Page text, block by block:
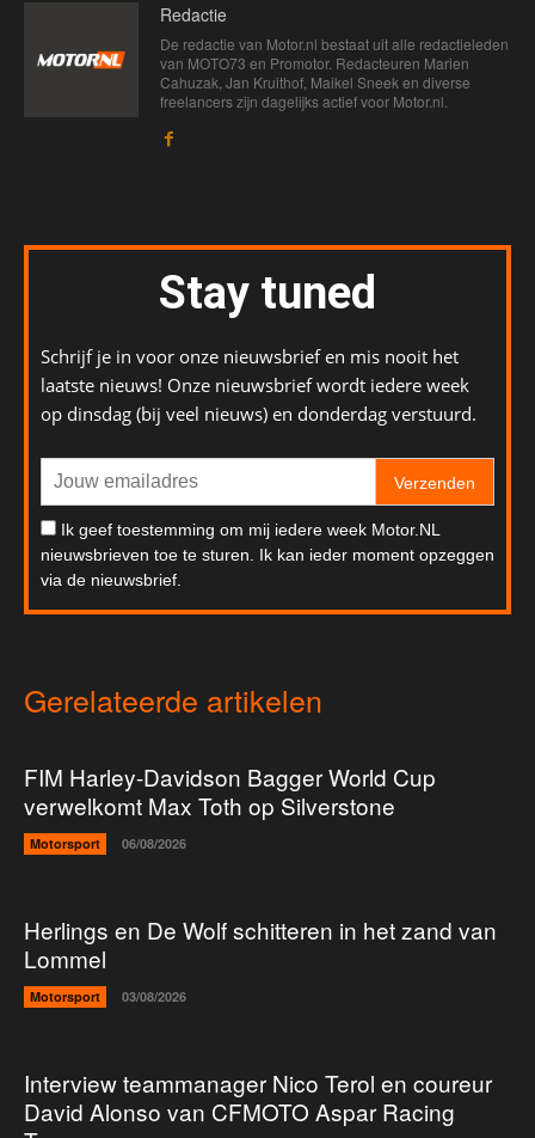
Redactie
De redactie van Motor.nl bestaat uit alle redactieleden
van MOTO73 en Promotor. Redacteuren Marien
Cahuzak, Jan Kruithof, Maikel Sneek en diverse
freelancers zijn dagelijks actief voor Motor.nl.
Stay tuned
Schrijf je in voor onze nieuwsbrief en mis nooit het
laatste nieuws! Onze nieuwsbrief wordt iedere week
op dinsdag (bij veel nieuws) en donderdag verstuurd.
Verzenden
Ik geef toestemming om mij iedere week Motor.NL
nieuwsbrieven toe te sturen. Ik kan ieder moment opzeggen
via de nieuwsbrief.
Gerelateerde artikelen
FIM Harley-Davidson Bagger World Cup
verwelkomt Max Toth op Silverstone
Motorsport 06/08/2026
Herlings en De Wolf schitteren in het zand van
Lommel
Motorsport 03/08/2026
Interview teammanager Nico Terol en coureur
David Alonso van CFMOTO Aspar Racing